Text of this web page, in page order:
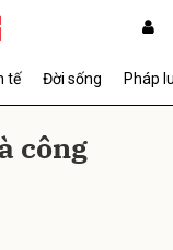
tế Đời sống Pháp
công